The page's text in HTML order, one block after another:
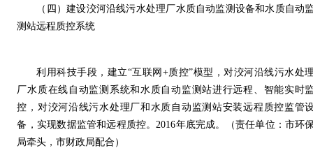
（四）建设洨河沿线污水处理厂水质自动监测设备和水质自动
测站远程质控系统
利用科技手段，建立“互联网+质控”模型，对洨河沿线污水处
厂水质在线自动监测系统和水质自动监测站进行远程、智能实时
控，对洨河沿线污水处理厂和水质自动监测站安装远程质控监管
备，实现数据监管和远程质控。2016年底完成。（责任单位：市环
局牵头，市财政局配合）